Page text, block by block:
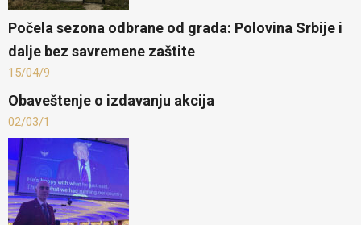
Počela sezona odbrane od grada: Polovina Srbije i
dalje bez savremene zaštite
15/04/9
Obaveštenje o izdavanju akcija
02/03/1